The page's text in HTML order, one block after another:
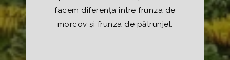
facem diferența între frunza de
morcov și frunza de pătrunjel.